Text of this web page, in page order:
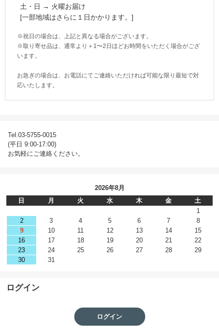
土・日 → 火曜お届け
[一部地域はさらに１日かかります。]
※祝日の場合は、上記と異なる場合がございます。
※取り寄せ品は、通常より＋1〜2日ほどお時間をいただく場合がござ
います。
お急ぎの場合は、お電話にてご連絡いただければ可能な限り最短で対
応いたします。
Tel.03-5755-0015
(平日 9:00-17:00)
お気軽にご連絡ください。
2026年8月
日
月 火 水 木 金
土
1
2
3 4 5 6 7
8
9
10 11 12 13 14
15
16
17 18 19 20 21
22
23
24 25 26 27 28
29
30
31
ログイン
ログイン